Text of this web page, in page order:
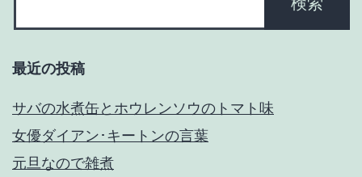
最近の投稿
サバの水煮缶とホウレンソウのトマト味
女優ダイアン･キートンの言葉
元旦なので雑煮